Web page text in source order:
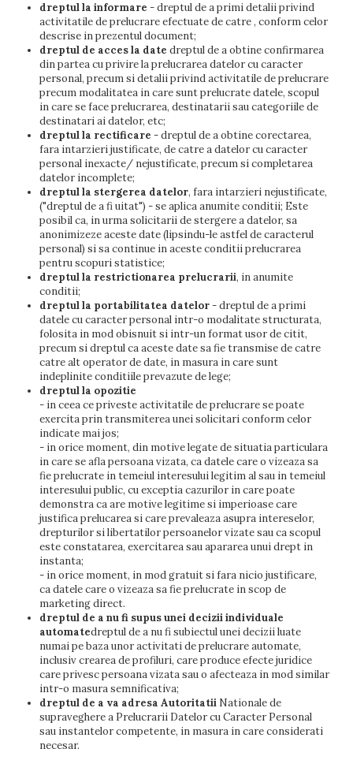
dreptul la informare - dreptul de a primi detalii privind
activitatile de prelucrare efectuate de catre, conform celor
descrise in prezentul document;
dreptul de acces la date dreptul de a obtine confirmarea
din partea cu privire la prelucrarea datelor cu caracter
personal, precum si detalii privind activitatile de prelucrare
precum modalitatea in care sunt prelucrate datele, scopul
in care se face prelucrarea, destinatarii sau categoriile de
destinatari ai datelor, etc;
dreptul la rectificare - dreptul de a obtine corectarea,
fara intarzieri justificate, de catre a datelor cu caracter
personal inexacte/ nejustificate, precum si completarea
datelor incomplete;
dreptul la stergerea datelor, fara intarzieri nejustificate,
("dreptul de a fi uitat") - se aplica anumite conditii; Este
posibil ca, in urma solicitarii de stergere a datelor, sa
anonimizeze aceste date (lipsindu-le astfel de caracterul
personal) si sa continue in aceste conditii prelucrarea
pentru scopuri statistice;
dreptul la restrictionarea prelucrarii, in anumite
conditii;
dreptul la portabilitatea datelor- dreptul de a primi
datele cu caracter personal intr-o modalitate structurata,
folosita in mod obisnuit si intr-un format usor de citit,
precum si dreptul ca aceste date sa fie transmise de catre
catre alt operator de date, in masura in care sunt
indeplinite conditiile prevazute de lege;
dreptul la opozitie
- in ceea ce priveste activitatile de prelucrare se poate
exercita prin transmiterea unei solicitari conform celor
indicate mai jos;
- in orice moment, din motive legate de situatia particulara
in care se afla persoana vizata, ca datele care o vizeaza sa
fie prelucrate in temeiul interesului legitim al sau in temeiul
interesului public, cu exceptia cazurilor in care poate
demonstra ca are motive legitime si imperioase care
justifica prelucarea si care prevaleaza asupra intereselor,
drepturilor si libertatilor persoanelor vizate sau ca scopul
este constatarea, exercitarea sau apararea unui drept in
instanta;
- in orice moment, in mod gratuit si fara nicio justificare,
ca datele care o vizeaza sa fie prelucrate in scop de
marketing direct.
dreptul de a nu fi supus unei decizii individuale
automatedreptul de a nu fi subiectul unei decizii luate
numai pe baza unor activitati de prelucrare automate,
inclusiv crearea de profiluri, care produce efecte juridice
care privesc persoana vizata sau o afecteaza in mod similar
intr-o masura semnificativa;
dreptul de a va adresa Autoritatii Nationale de
supraveghere a Prelucrarii Datelor cu Caracter Personal
sau instantelor competente, in masura in care considerati
necesar.